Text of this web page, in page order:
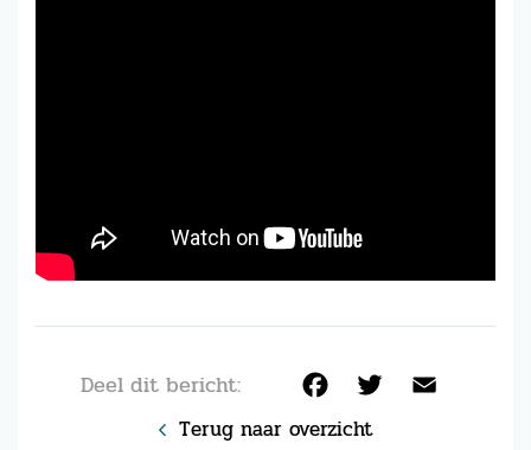
Deel dit bericht: Facebook
Twitter Email
Terug naar overzicht